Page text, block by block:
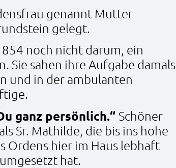
genannt Mutter
gelegt.
noch nicht darum, ein
Sie sahen ihre Aufgabe damals
und in der ambulanten
ganz persönlich.“ Schöner
Sr. Mathilde, die bis ins hohe
Ordens hier im Haus lebhaft
hat.